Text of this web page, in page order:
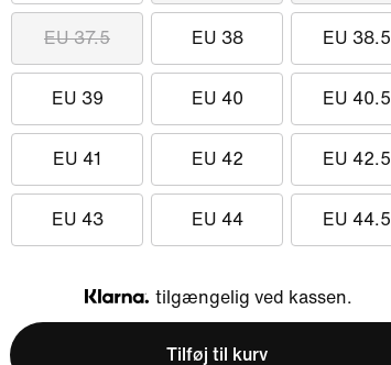
EU 37.5 EU 38 EU 38.5
EU 39 EU 40 EU 40.5
EU 41 EU 42 EU 42.5
EU 43 EU 44 EU 44.5
Klarna
tilgængelig ved kassen.
Tilføj til kurv